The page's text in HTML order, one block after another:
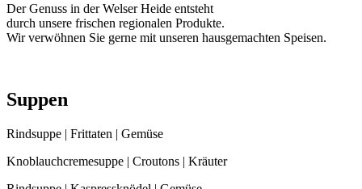
Der Genuss in der Welser Heide entsteht
durch unsere frischen regionalen Produkte.
Wir verwöhnen Sie gerne mit unseren hausgemachten Speisen.
Suppen
Rindsuppe | Frittaten | Gemüse
Knoblauchcremesuppe | Croutons | Kräuter